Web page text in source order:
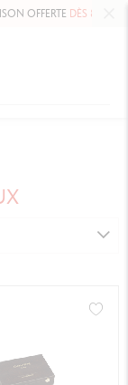
OFFERTEDÈS 80 CHF.